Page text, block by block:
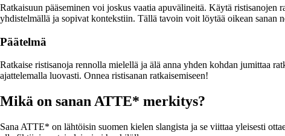
Ratkaisuun pääseminen voi joskus vaatia apuvälineitä. Käytä
yhdistelmällä ja sopivat kontekstiin. Tällä tavoin voit löytää oikean sanan
Päätelmä
Ratkaise ristisanoja rennolla mielellä ja älä anna yhden kohdan jumittaa
ajattelemalla luovasti. Onnea ristisanan ratkaisemiseen!
Mikä on sanan ATTE* merkitys?
Sana ATTE* on lähtöisin suomen kielen slangista ja se viittaa yleisesti